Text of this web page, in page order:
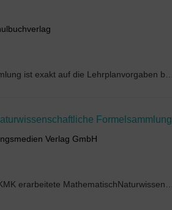
Formelsammlung
Verlag GmbH